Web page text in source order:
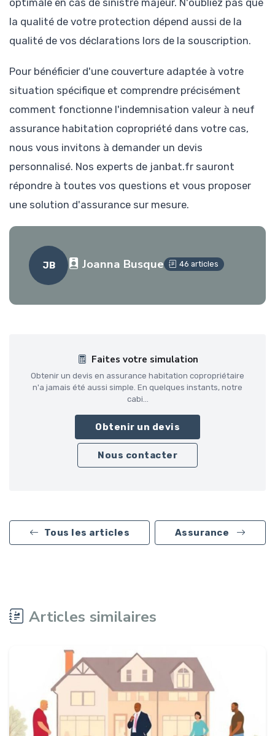
la qualité de votre protection dépend aussi de la
qualité de vos déclarations lors de la souscription.
Pour bénéficier d'une couverture adaptée à votre
situation spécifique et comprendre précisément
comment fonctionne l'indemnisation valeur à neuf
assurance habitation copropriété dans votre cas,
nous vous invitons à demander un devis
personnalisé. Nos experts de janbat.fr sauront
répondre à toutes vos questions et vous proposer
une solution d'assurance sur mesure.
JB Joanna Busque 46 articles
Faites votre simulation
Obtenir un devis en assurance habitation copropriétaire
n'a jamais été aussi simple. En quelques instants, notre
cabi...
Obtenir un devis
Nous contacter
Tous les articles Assurance
Articles similaires